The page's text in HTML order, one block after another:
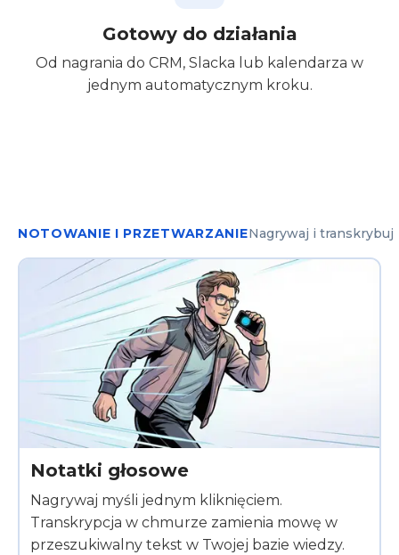
Gotowy do działania
Od nagrania do CRM, Slacka lub kalendarza w
jednym automatycznym kroku.
NOTOWANIE I PRZETWARZANIENagrywaj i transkrybuj
Notatki głosowe
Nagrywaj myśli jednym kliknięciem.
Transkrypcja w chmurze zamienia mowę w
przeszukiwalny tekst w Twojej bazie wiedzy.